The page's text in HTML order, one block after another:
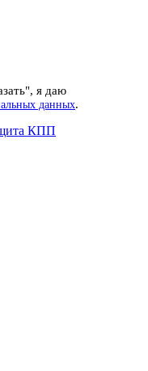
я даю
данных.
КПП